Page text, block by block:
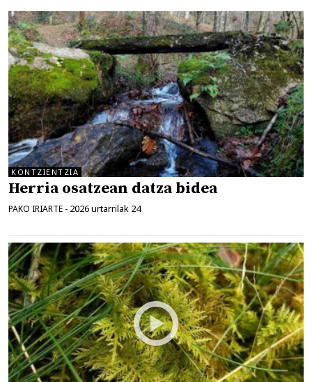
KONTZIENTZIA
Herria osatzean datza bidea
PAKO IRIARTE - 2026 urtarrilak 24